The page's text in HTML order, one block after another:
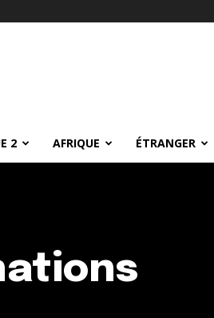
2 AFRIQUE ÉTRANGER